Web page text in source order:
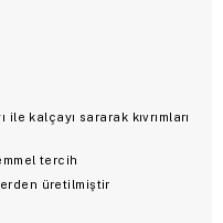
ile kalçayı sararak kıvrımları
tercih
üretilmiştir